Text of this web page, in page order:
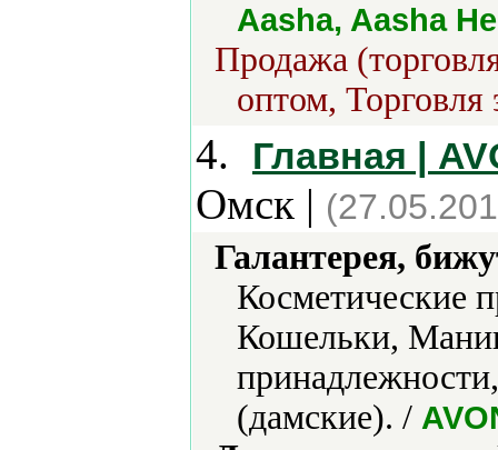
Aasha, Aasha
Продажа
оптом, Торговля
4. Главная |
Омск |
Галантерея,
Косметические
Кошельки,
(дамские). /